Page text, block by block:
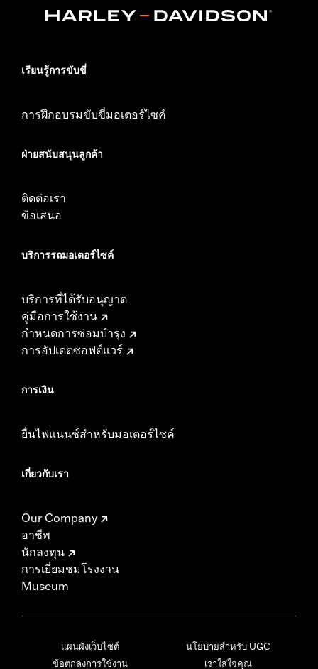
เรียนรู้การขับขี่
การฝึกอบรมขับขี่มอเตอร์ไซค์
ฝ่ายสนับสนุนลูกค้า
ติดต่อเรา
ข้อเสนอ
บริการรถมอเตอร์ไซค์​
บริการที่ได้รับอนุญาต
คู่มือการใช้งาน
กำหนดการซ่อมบำรุง
การอัปเดตซอฟต์แวร์
การเงิน
ยื่นไฟแนนซ์สำหรับมอเตอร์ไซค์
เกี่ยวกับเรา
Our Company
อาชีพ
นักลงทุน
การเยี่ยมชมโรงงาน
Museum
แผนผังเว็บไซต์
ข้อตกลงการใช้งาน
นโยบายสำหรับ UGC
เราใส่ใจคุณ